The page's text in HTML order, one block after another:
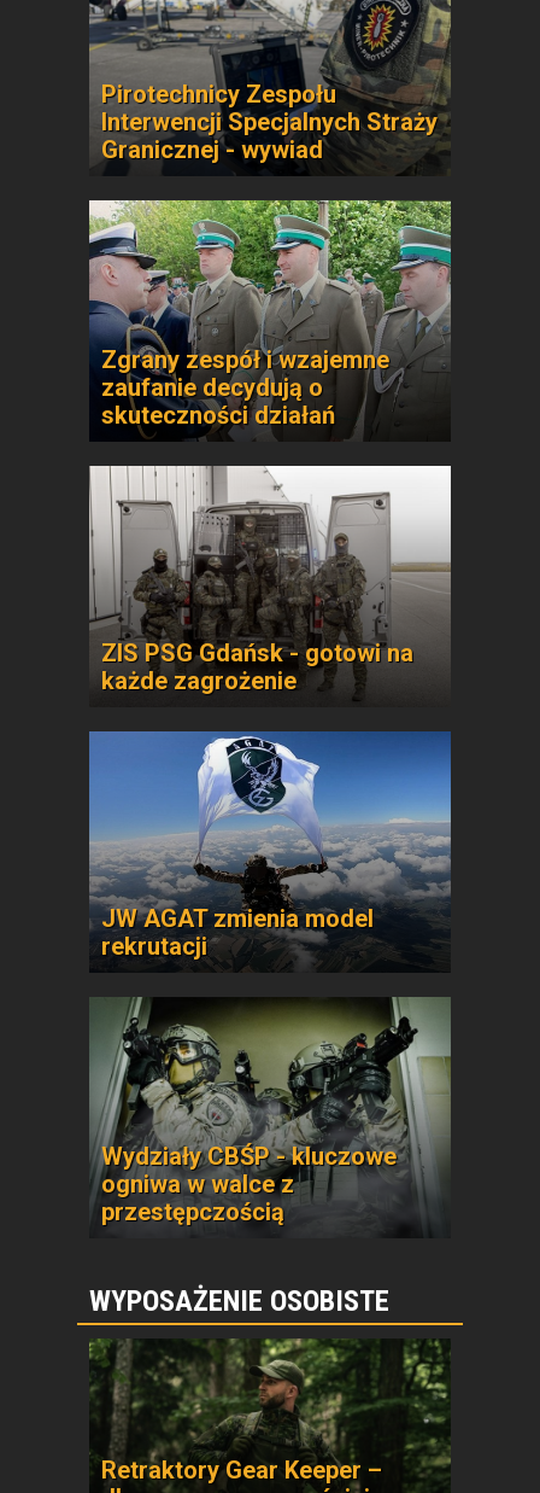
Pirotechnicy Zespołu
Interwencji Specjalnych Straży
Granicznej - wywiad
Zgrany zespół i wzajemne
zaufanie decydują o
skuteczności działań
ZIS PSG Gdańsk - gotowi na
każde zagrożenie
JW AGAT zmienia model
rekrutacji
Wydziały CBŚP - kluczowe
ogniwa w walce z
przestępczością
WYPOSAŻENIE OSOBISTE
Retraktory Gear Keeper –